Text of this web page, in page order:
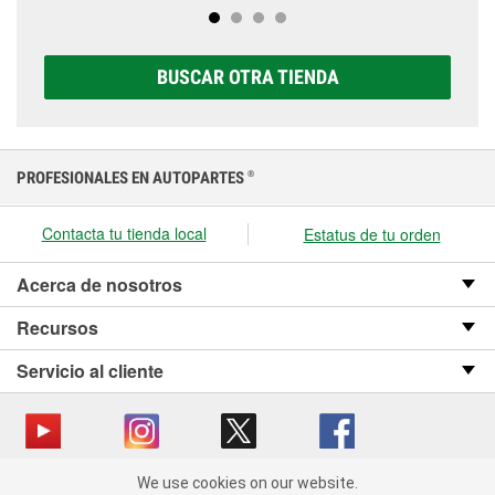
prueben a la primera señal de avería.
completa de baterías Super Start®, que incluye
elegir la que sea correcta para tu vehículo y
BUSCAR OTRA TIENDA
PROFESIONALES EN AUTOPARTES ®
Contacta tu tienda local Estatus de tu orden
Acerca de nosotros
Recursos
Servicio al cliente
Copyright © 2008-2026 O’Reilly Auto Parts v OST_3.2.0.0.729 (3) cv1361
We use cookies on our website.